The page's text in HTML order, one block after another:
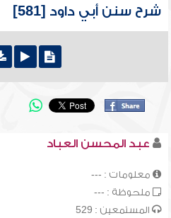
شرح سنن أبي داود [581]
عبد المحسن العباد
معلومات : ---
ملحوظة : ---
المستمعين : 529